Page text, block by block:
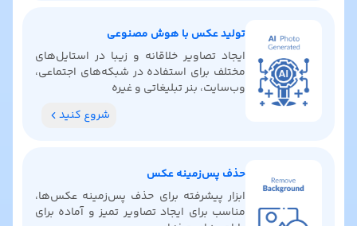
تولید عکس با هوش مصنوعی
ایجاد تصاویر خلاقانه و زیبا در استایل‌های
مختلف برای استفاده در شبکه‌های اجتماعی،
وب‌سایت، بنر تبلیغاتی و غیره
شروع کنید
حذف پس‌زمینه عکس
ابزار پیشرفته برای حذف پس‌زمینه عکس‌ها،
مناسب برای ایجاد تصاویر تمیز و آماده برای